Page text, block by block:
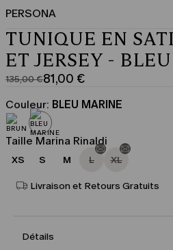
PERSONA
TUNIQUE EN
ET JERSEY -
135,00 €
Prix
original
135,00
€
81,00 €
Prix
actuel
81,00
€
Couleur: BLEU MARINE
Taille Marina Rinaldi
XS S M L XL
Livraison et Retours Gratuits
Détails